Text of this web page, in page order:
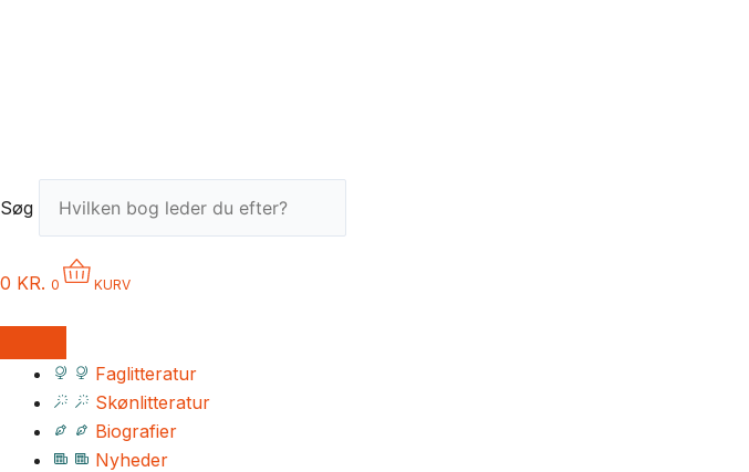
Søg
0 KR. 0 KURV
Faglitteratur
Skønlitteratur
Biografier
Nyheder